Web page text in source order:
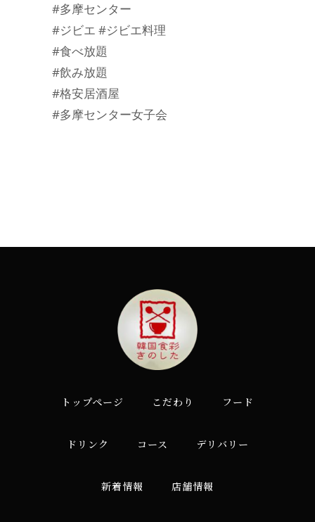
#多摩センター
#ジビエ #ジビエ料理
#食べ放題
#飲み放題
#格安居酒屋
#多摩センター女子会
トップページ こだわり フード
ドリンク コース デリバリー
新着情報 店舗情報